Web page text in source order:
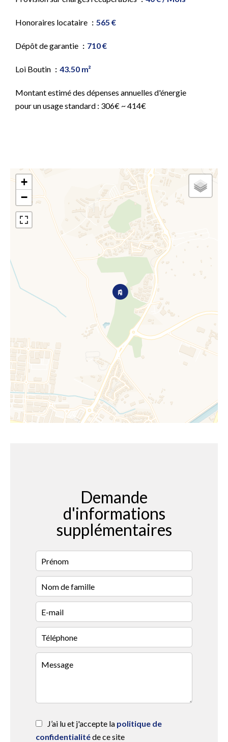
Honoraires locataire 565 €
Dépôt de garantie 710 €
Loi Boutin 43.50 m²
Montant estimé des dépenses annuelles d'énergie
pour un usage standard : 306€ ~ 414€
+
−
Demande
d'informations
supplémentaires
J’ai lu et j'accepte la politique de
confidentialitéde ce site